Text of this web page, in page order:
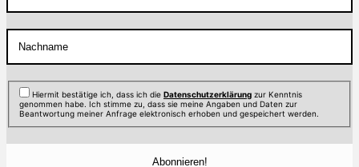
Hiermit bestätige ich, dass ich die Datenschutzerklärung zur Kenntnis
genommen habe. Ich stimme zu, dass sie meine Angaben und Daten zur
Beantwortung meiner Anfrage elektronisch erhoben und gespeichert werden.